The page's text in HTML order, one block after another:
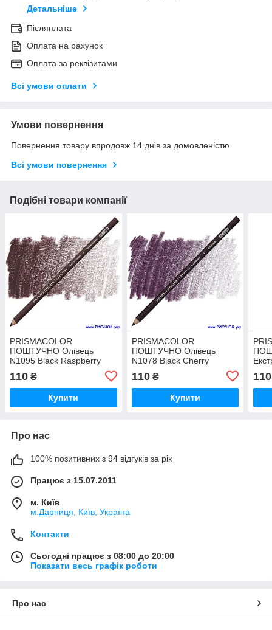
Детальніше
Післяплата
Оплата на рахунок
Оплата за реквізитами
Всі умови оплати
Умови повернення
Повернення товару впродовж 14 днів за домовленістю
Всі умови повернення
Подібні товари компанії
PRISMACOLOR
ПОШТУЧНО Олівець
N1095 Black Raspberry
110 ₴
Купити
PRISMACOLOR
ПОШТУЧНО Олівець
N1078 Black Cherry
110₴
Купити
110
Про нас
100% позитивних з 94 відгуків за рік
Працює з 15.07.2011
м. Київ
м.Дарниця, Київ, Україна
Контакти
Сьогодні працює з 08:00 до 20:00
Показати весь графік роботи
Про нас